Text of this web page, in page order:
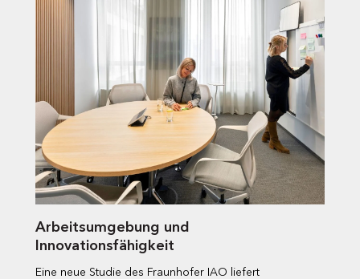
Arbeitsumgebung und
Innovationsfähigkeit
Eine neue Studie des Fraunhofer IAO liefert